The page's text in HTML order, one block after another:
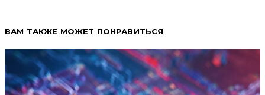
ВАМ ТАКЖЕ МОЖЕТ ПОНРАВИТЬСЯ